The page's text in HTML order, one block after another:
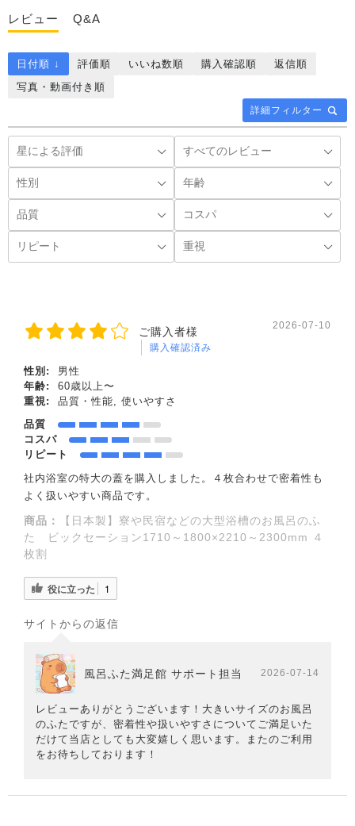
レビュー Q&A
詳細フィルター
日付順 ↓ 評価順 いいね数順 購入確認順
返信順
写真・動画付き順
ご購入者様
購入確認済み
2026-07-10
性別:
男性
年齢:
60歳以上〜
重視:
品質・性能, 使いやすさ
品質
コスパ
リピート
社内浴室の特大の蓋を購入しました。４枚合わせで密着性も
よく扱いやすい商品です。
商品：
【日本製】寮や民宿などの大型浴槽のお風呂のふ
た ビックセーション1710～1800×2210～2300mm ４
枚割
役に立った 1
サイトからの返信
風呂ふた満足館 サポート担当 2026-07-14
レビューありがとうございます！大きいサイズのお風呂
のふたですが、密着性や扱いやすさについてご満足いた
だけて当店としても大変嬉しく思います。またのご利用
をお待ちしております！